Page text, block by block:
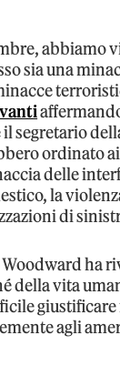
abbiamo
sia una
segretario
ordinato
delle
la
di
ha
della vita
agli